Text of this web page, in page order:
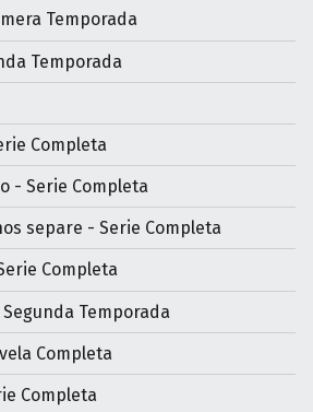
Temporada
Temporada
Completa
- Serie Completa
separe - Serie Completa
Completa
Temporada
Completa
Completa